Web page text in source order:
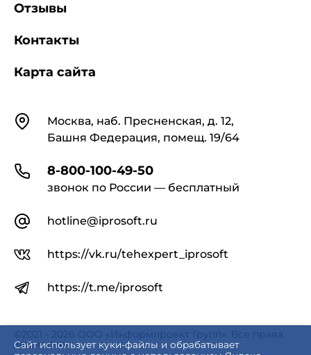
Сайт использует куки-файлы и обрабатывает
КонтактыМосква, наб. Пресненская, д. 12,
Башня Федерация, помещ. 19/64
8-800-100-49-50
звонок по России — бесплатный
hotline@iprosoft.ru
https://vk.ru/tehexpert_iprosoft
https://t.me/iprosoft
Отзывы
Контакты
Карта сайта
©2021 - 2026 ООО «Информпроект Групп». Все права
защищены.